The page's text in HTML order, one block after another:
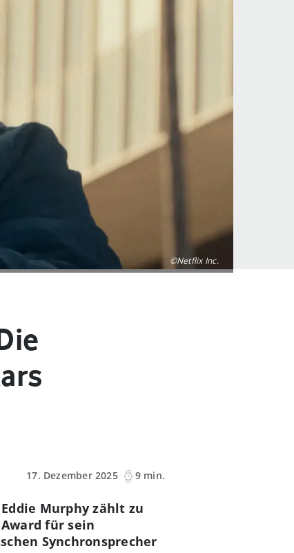
©Netflix Inc.
17. Dezember 2025
9 min.
Eddie Murphy zählt zu
für sein
Synchronsprecher